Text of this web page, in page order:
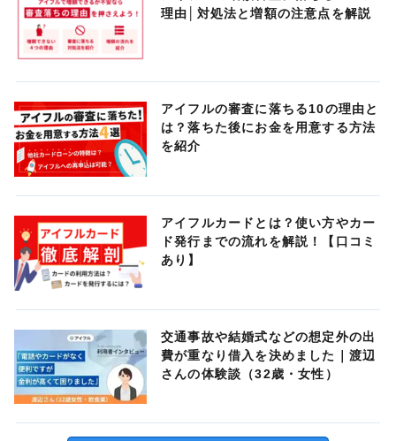
理由│対処法と増額の注意点を解説
アイフルの審査に落ちる10の理由と
は？落ちた後にお金を用意する方法
を紹介
アイフルカードとは？使い方やカー
ド発行までの流れを解説！【口コミ
あり】
交通事故や結婚式などの想定外の出
費が重なり借入を決めました｜渡辺
さんの体験談（32歳・女性）